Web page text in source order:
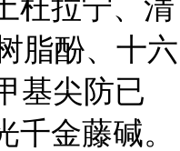
杜拉宁、 清
脂酚、十六
基尖防已
千金藤碱。